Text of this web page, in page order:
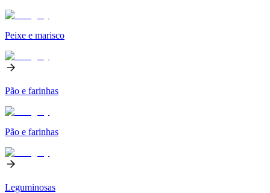
Peixe e marisco
Pão e farinhas
Pão e farinhas
Leguminosas